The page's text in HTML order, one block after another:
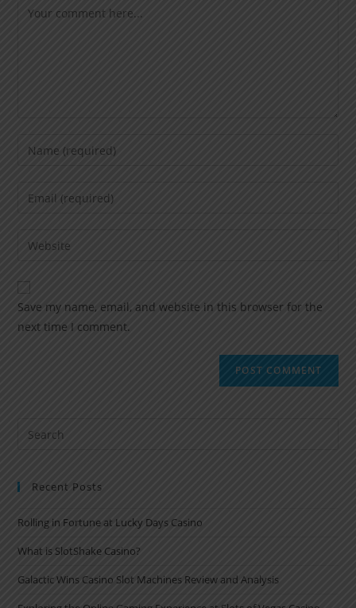
Save my name, email, and website in this browser for the
next time I comment.
Recent Posts
Rolling in Fortune at Lucky Days Casino
What is SlotShake Casino?
Galactic Wins Casino Slot Machines Review and Analysis